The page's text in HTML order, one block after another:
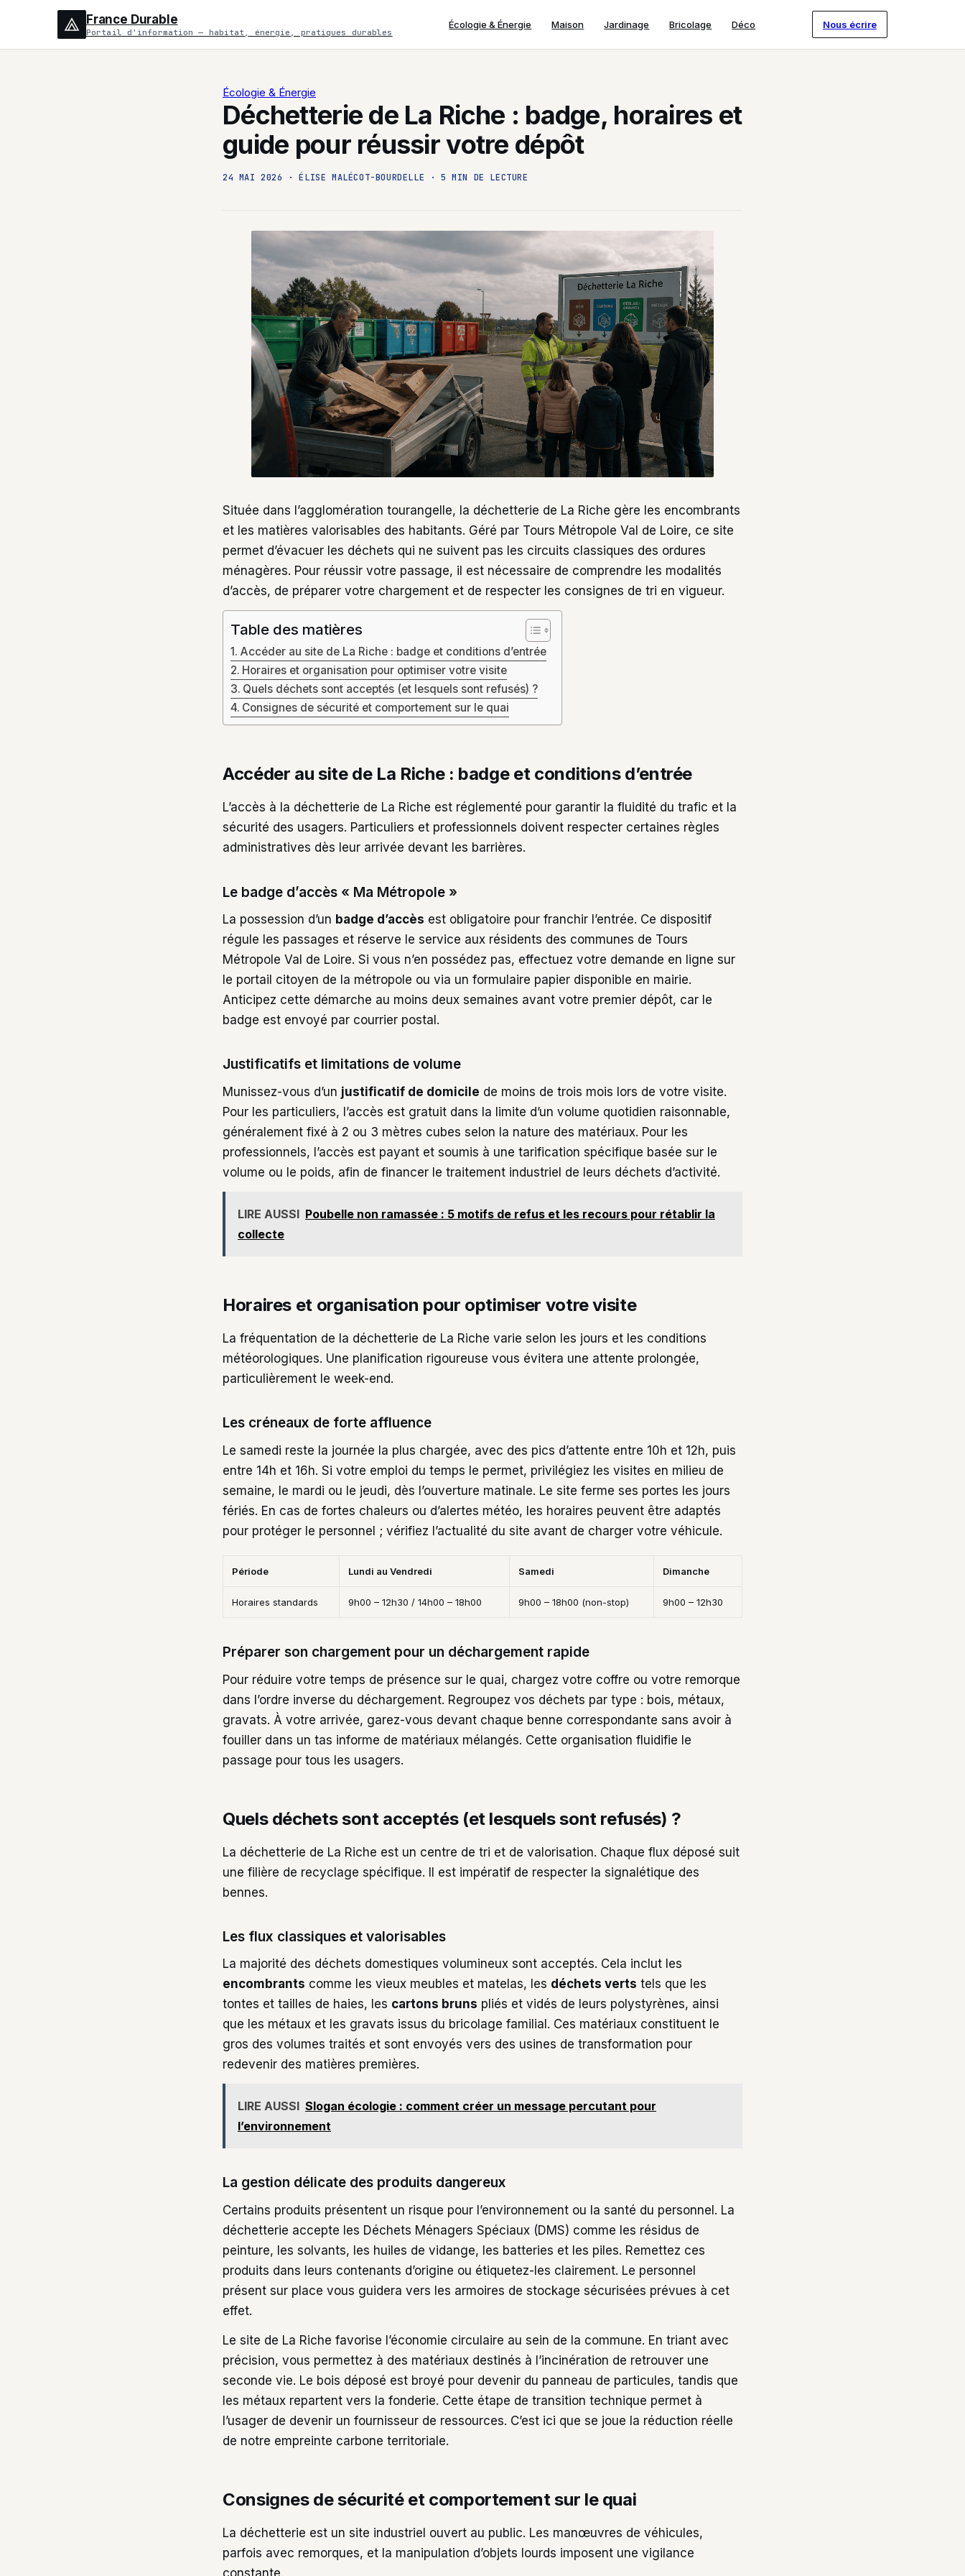
France Durable
Portail d'information — habitat, énergie, pratiques durables
Écologie & Énergie Maison Jardinage Bricolage Déco Nous écrire
Écologie & Énergie
Déchetterie de La Riche : badge, horaires et
guide pour réussir votre dépôt
24 MAI 2026 · ÉLISE MALÉCOT-BOURDELLE · 5 MIN DE LECTURE
Située dans l’agglomération tourangelle, la déchetterie de La Riche gère les encombrants
et les matières valorisables des habitants. Géré par Tours Métropole Val de Loire, ce site
permet d’évacuer les déchets qui ne suivent pas les circuits classiques des ordures
ménagères. Pour réussir votre passage, il est nécessaire de comprendre les modalités
d’accès, de préparer votre chargement et de respecter les consignes de tri en vigueur.
Table des matières
Accéder au site de La Riche : badge et conditions d’entrée
Horaires et organisation pour optimiser votre visite
Quels déchets sont acceptés (et lesquels sont refusés) ?
Consignes de sécurité et comportement sur le quai
Accéder au site de La Riche : badge et conditions d’entrée
L’accès à la déchetterie de La Riche est réglementé pour garantir la fluidité du trafic et la
sécurité des usagers. Particuliers et professionnels doivent respecter certaines règles
administratives dès leur arrivée devant les barrières.
Le badge d’accès « Ma Métropole »
La possession d’un badge d’accès est obligatoire pour franchir l’entrée. Ce dispositif
régule les passages et réserve le service aux résidents des communes de Tours
Métropole Val de Loire. Si vous n’en possédez pas, effectuez votre demande en ligne sur
le portail citoyen de la métropole ou via un formulaire papier disponible en mairie.
Anticipez cette démarche au moins deux semaines avant votre premier dépôt, car le
badge est envoyé par courrier postal.
Justificatifs et limitations de volume
Munissez-vous d’un justificatif de domicile de moins de trois mois lors de votre visite.
Pour les particuliers, l’accès est gratuit dans la limite d’un volume quotidien raisonnable,
généralement fixé à 2 ou 3 mètres cubes selon la nature des matériaux. Pour les
professionnels, l’accès est payant et soumis à une tarification spécifique basée sur le
volume ou le poids, afin de financer le traitement industriel de leurs déchets d’activité.
LIRE AUSSI Poubelle non ramassée : 5 motifs de refus et les recours pour rétablir la
collecte
Horaires et organisation pour optimiser votre visite
La fréquentation de la déchetterie de La Riche varie selon les jours et les conditions
météorologiques. Une planification rigoureuse vous évitera une attente prolongée,
particulièrement le week-end.
Les créneaux de forte affluence
Le samedi reste la journée la plus chargée, avec des pics d’attente entre 10h et 12h, puis
entre 14h et 16h. Si votre emploi du temps le permet, privilégiez les visites en milieu de
semaine, le mardi ou le jeudi, dès l’ouverture matinale. Le site ferme ses portes les jours
fériés. En cas de fortes chaleurs ou d’alertes météo, les horaires peuvent être adaptés
pour protéger le personnel ; vérifiez l’actualité du site avant de charger votre véhicule.
Période Lundi au Vendredi Samedi Dimanche
Horaires standards 9h00 – 12h30 / 14h00 – 18h00 9h00 – 18h00 (non-stop) 9h00 – 12h30
Préparer son chargement pour un déchargement rapide
Pour réduire votre temps de présence sur le quai, chargez votre coffre ou votre remorque
dans l’ordre inverse du déchargement. Regroupez vos déchets par type : bois, métaux,
gravats. À votre arrivée, garez-vous devant chaque benne correspondante sans avoir à
fouiller dans un tas informe de matériaux mélangés. Cette organisation fluidifie le
passage pour tous les usagers.
Quels déchets sont acceptés (et lesquels sont refusés) ?
La déchetterie de La Riche est un centre de tri et de valorisation. Chaque flux déposé suit
une filière de recyclage spécifique. Il est impératif de respecter la signalétique des
bennes.
Les flux classiques et valorisables
La majorité des déchets domestiques volumineux sont acceptés. Cela inclut les
encombrants comme les vieux meubles et matelas, les déchets verts tels que les
tontes et tailles de haies, les cartons bruns pliés et vidés de leurs polystyrènes, ainsi
que les métaux et les gravats issus du bricolage familial. Ces matériaux constituent le
gros des volumes traités et sont envoyés vers des usines de transformation pour
redevenir des matières premières.
LIRE AUSSI Slogan écologie : comment créer un message percutant pour
l’environnement
La gestion délicate des produits dangereux
Certains produits présentent un risque pour l’environnement ou la santé du personnel. La
déchetterie accepte les Déchets Ménagers Spéciaux (DMS) comme les résidus de
peinture, les solvants, les huiles de vidange, les batteries et les piles. Remettez ces
produits dans leurs contenants d’origine ou étiquetez-les clairement. Le personnel
présent sur place vous guidera vers les armoires de stockage sécurisées prévues à cet
effet.
Le site de La Riche favorise l’économie circulaire au sein de la commune. En triant avec
précision, vous permettez à des matériaux destinés à l’incinération de retrouver une
seconde vie. Le bois déposé est broyé pour devenir du panneau de particules, tandis que
les métaux repartent vers la fonderie. Cette étape de transition technique permet à
l’usager de devenir un fournisseur de ressources. C’est ici que se joue la réduction réelle
de notre empreinte carbone territoriale.
Consignes de sécurité et comportement sur le quai
La déchetterie est un site industriel ouvert au public. Les manœuvres de véhicules,
parfois avec remorques, et la manipulation d’objets lourds imposent une vigilance
constante.